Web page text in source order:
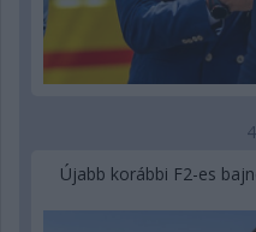
Újabb korábbi F2-es